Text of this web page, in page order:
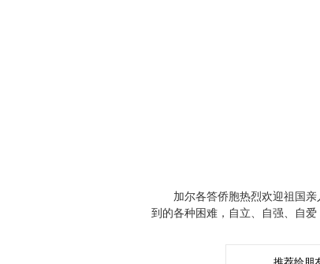
加尔各答侨胞热烈欢迎祖国亲
到的各种困难，自立、自强、自